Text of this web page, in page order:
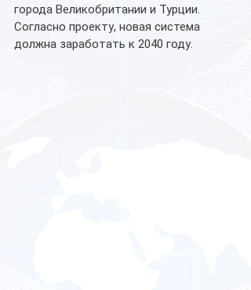
города Великобритании и Турции.
Согласно проекту, новая система
должна заработать к 2040 году.